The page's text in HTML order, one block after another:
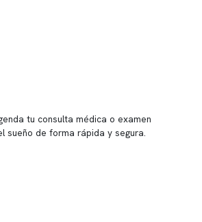
tu consulta médica o examen
sueño de forma rápida y segura.